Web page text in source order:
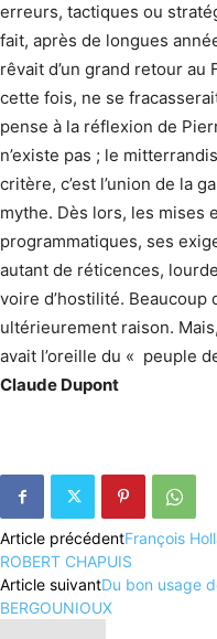
erreurs, tactiques ou
fait, après de longues
rêvait d’un grand retour
cette fois, ne se
pense à la réflexion de
n’existe pas ; le
critère, c’est l’union de la
mythe. Dès lors, les mises
programmatiques, ses
autant de réticences,
voire d’hostilité.
ultérieurement raison.
avait l’oreille du « peuple
Claude Dupont
Article précédentFrançois
ROBERT CHAPUIS
Article suivantDu bon usage
BERGOUNIOUX